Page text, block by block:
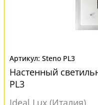
Steno PL3
Настенный
PL3
Ideal Lux (Италия)